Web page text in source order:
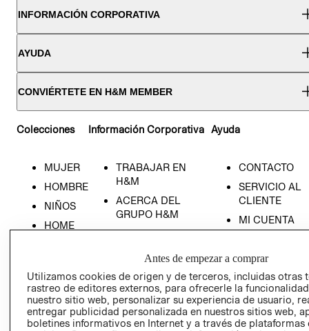
INFORMACIÓN CORPORATIVA
AYUDA
CONVIÉRTETE EN H&M MEMBER
Colecciones
MUJER
HOMBRE
NIÑOS
HOME
Información Corporativa
TRABAJAR EN
H&M
ACERCA DEL
GRUPO H&M
RESPONSABILIDAD
RELACIÓN CON
INVERSIONISTAS
POLÍTICA
Ayuda
CONTACTO
SERVICIO AL
CLIENTE
MI CUENTA
- RETIRO EN
TIENDA
TÉRMINOS Y
Antes de empezar a comprar
Utilizamos cookies de origen y de terceros, incluidas otras
rastreo de editores externos, para ofrecerle la
nuestro sitio web, personalizar su experiencia de usuario,
entregar publicidad personalizada en nuestros sitios web,
boletines informativos en Internet y a través de plataformas